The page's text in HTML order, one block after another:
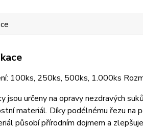
100ks, 250ks, 500ks, 1.000ks
jsou určeny na opravy nezdravých
materiál. Díky podélnému řezu
působí přírodním dojmem a